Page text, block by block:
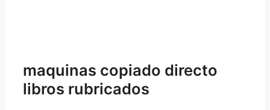
maquinas copiado directo
libros rubricados